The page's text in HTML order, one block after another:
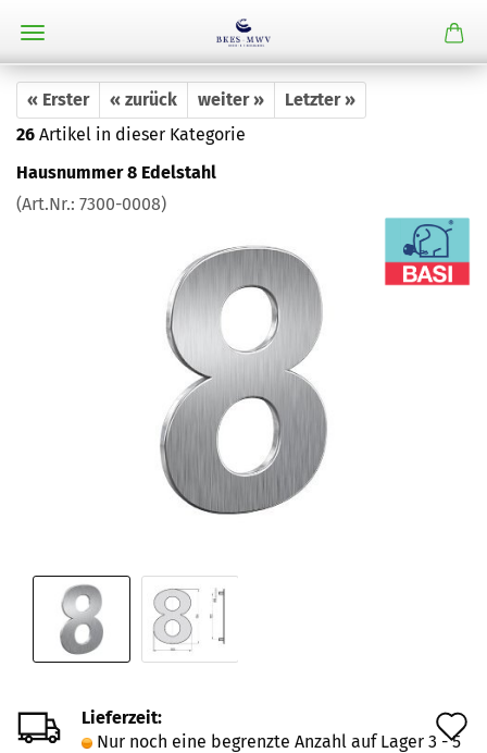
« Erster « zurück weiter »
Letzter »
26 Artikel in dieser Kategorie
Hausnummer 8 Edelstahl
(Art.Nr.: 7300-0008)
Lieferzeit:
Nur noch eine begrenzte Anzahl auf Lager 3 - 5